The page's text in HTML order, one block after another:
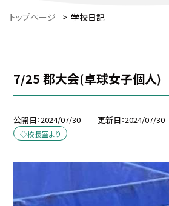
トップページ > 学校日記
7/25 郡大会(卓球女子個人)
公開日 2024/07/30 更新日 2024/07/30
◇校長室より